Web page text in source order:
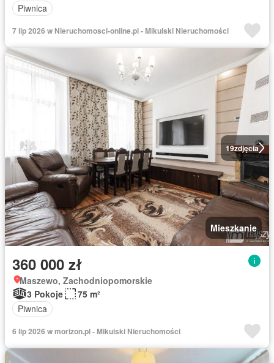
Piwnica
7 lip 2026 w Nieruchomosci-online.pl - Mikulski Nieruchomości
19zdjęcia
Mieszkanie
360 000 zł
Maszewo, Zachodniopomorskie
3 Pokoje
75 m²
Piwnica
6 lip 2026 w morizon.pl - Mikulski Nieruchomości